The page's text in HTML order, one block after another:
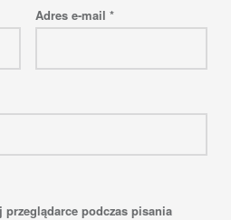
Adres e-mail *
podczas pisania